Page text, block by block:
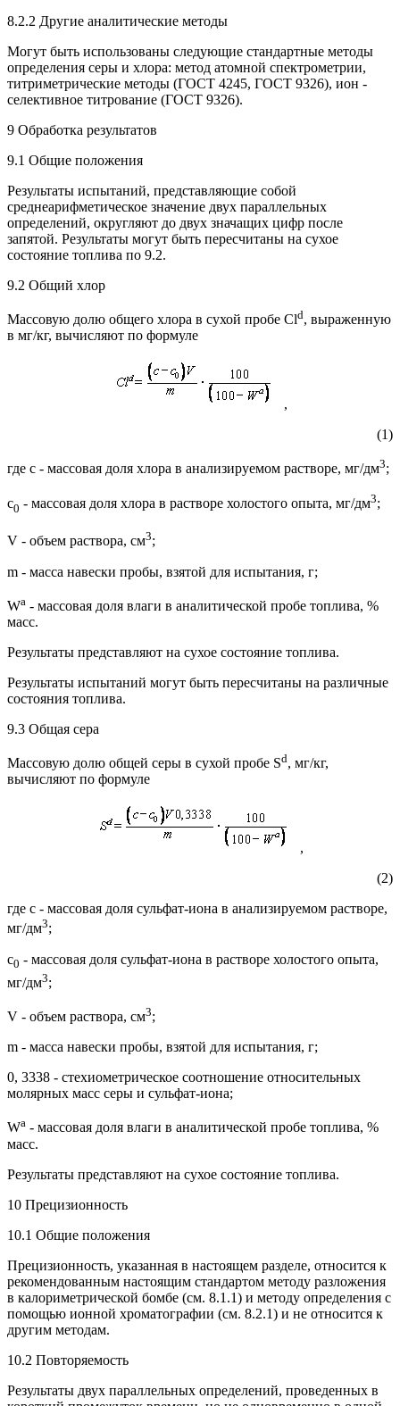
8.2.2 Другие аналитические методы
Могут быть использованы следующие стандартные методы
определения серы и хлора: метод атомной спектрометрии,
титриметрические методы (ГОСТ 4245, ГОСТ 9326), ион -
селективное титрование (ГОСТ 9326).
9 Обработка результатов
9.1 Общие положения
Результаты испытаний, представляющие собой
среднеарифметическое значение двух параллельных
определений, округляют до двух значащих цифр после
запятой. Результаты могут быть пересчитаны на сухое
состояние топлива по 9.2.
9.2 Общий хлор
Массовую долю общего хлора в сухой пробе Cld, выраженную
в мг/кг, вычисляют по формуле
,
(1)
где c - массовая доля хлора в анализируемом растворе, мг/дм3;
c0 - массовая доля хлора в растворе холостого опыта, мг/дм3;
V - объем раствора, см3;
m - масса навески пробы, взятой для испытания, г;
Wa - массовая доля влаги в аналитической пробе топлива, %
масс.
Результаты представляют на сухое состояние топлива.
Результаты испытаний могут быть пересчитаны на различные
состояния топлива.
9.3 Общая сера
Массовую долю общей серы в сухой пробе Sd, мг/кг,
вычисляют по формуле
,
(2)
где c - массовая доля сульфат-иона в анализируемом растворе,
мг/дм3;
c0 - массовая доля сульфат-иона в растворе холостого опыта,
мг/дм3;
V - объем раствора, см3;
m - масса навески пробы, взятой для испытания, г;
0, 3338 - стехиометрическое соотношение относительных
молярных масс серы и сульфат-иона;
Wa - массовая доля влаги в аналитической пробе топлива, %
масс.
Результаты представляют на сухое состояние топлива.
10 Прецизионность
10.1 Общие положения
Прецизионность, указанная в настоящем разделе, относится к
рекомендованным настоящим стандартом методу разложения
в калориметрической бомбе (см. 8.1.1) и методу определения с
помощью ионной хроматографии (см. 8.2.1) и не относится к
другим методам.
10.2 Повторяемость
Результаты двух параллельных определений, проведенных в